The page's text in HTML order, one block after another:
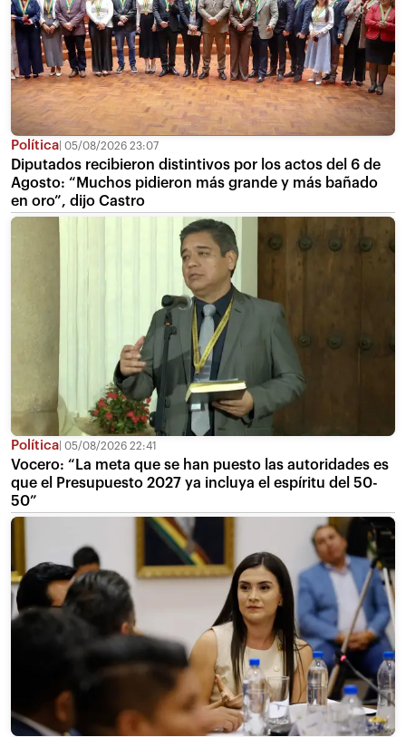
Política 05/08/2026 23:07
Diputados recibieron distintivos por los actos del 6 de
Agosto: “Muchos pidieron más grande y más bañado
en oro”, dijo Castro
Política 05/08/2026 22:41
Vocero: “La meta que se han puesto las autoridades es
que el Presupuesto 2027 ya incluya el espíritu del 50-
50”